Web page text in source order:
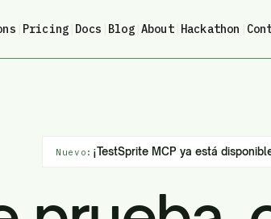
Pricing Docs Blog| About| Hackathon
Nuevo: ¡TestSprite MCP ya está